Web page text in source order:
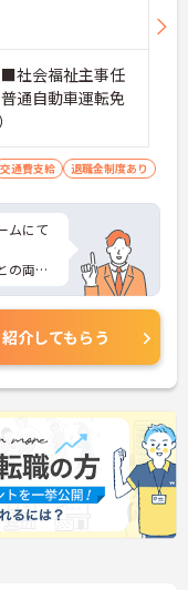
交通費支給 退職金制度あり
ムにて
の両方
らに詳
い。
紹介してもらう